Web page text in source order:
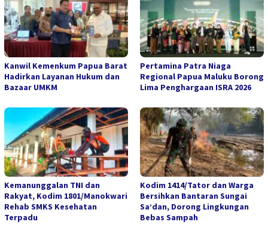
Kanwil Kemenkum Papua Barat
Hadirkan Layanan Hukum dan
Bazaar UMKM
Pertamina Patra Niaga
Regional Papua Maluku Borong
Lima Penghargaan ISRA 2026
Kemanunggalan TNI dan
Rakyat, Kodim 1801/Manokwari
Rehab SMKS Kesehatan
Terpadu
Kodim 1414/Tator dan Warga
Bersihkan Bantaran Sungai
Sa’dan, Dorong Lingkungan
Bebas Sampah